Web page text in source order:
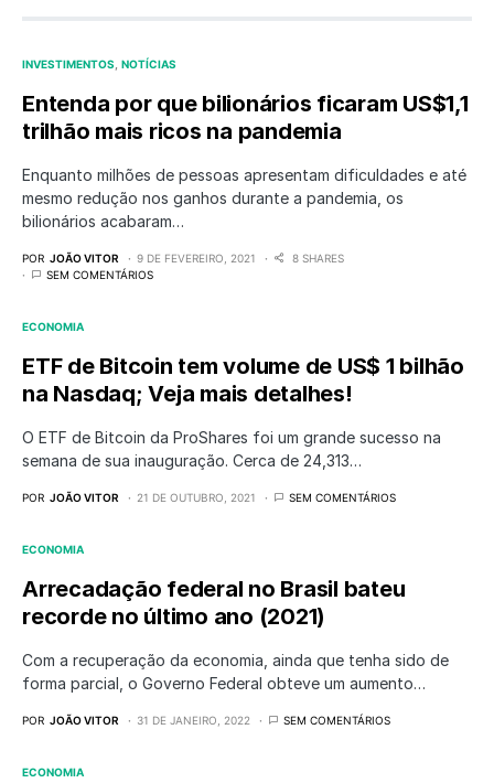
INVESTIMENTOS NOTÍCIAS
Entenda por que bilionários ficaram US$1,1
trilhão mais ricos na pandemia
Enquanto milhões de pessoas apresentam dificuldades e até
mesmo redução nos ganhos durante a pandemia, os
bilionários acabaram…
POR JOÃO VITOR 9 DE FEVEREIRO, 2021
8 SHARES
SEM COMENTÁRIOS
ECONOMIA
ETF de Bitcoin tem volume de US$ 1 bilhão
na Nasdaq; Veja mais detalhes!
O ETF de Bitcoin da ProShares foi um grande sucesso na
semana de sua inauguração. Cerca de 24,313…
POR JOÃO VITOR 21 DE OUTUBRO, 2021 SEM COMENTÁRIOS
ECONOMIA
Arrecadação federal no Brasil bateu
recorde no último ano (2021)
Com a recuperação da economia, ainda que tenha sido de
forma parcial, o Governo Federal obteve um aumento…
POR JOÃO VITOR 31 DE JANEIRO, 2022 SEM COMENTÁRIOS
ECONOMIA